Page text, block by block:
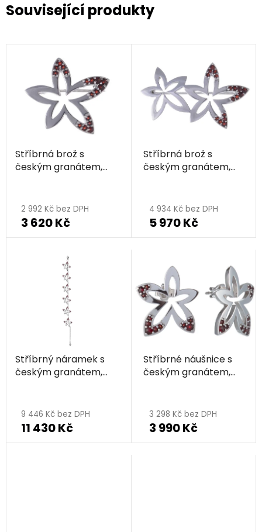
Související produkty
Stříbrná brož s
českým granátem,
2 992 Kč bez DPH
3 620 Kč
Stříbrná brož s
českým granátem,
4 934 Kč bez DPH
5 970 Kč
Stříbrný náramek s
českým granátem,
9 446 Kč bez DPH
11 430 Kč
Stříbrné náušnice s
českým granátem,
3 298 Kč bez DPH
3 990 Kč